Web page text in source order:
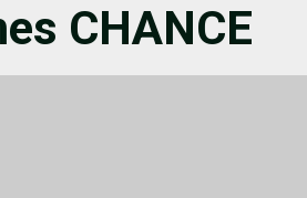
CHANCE